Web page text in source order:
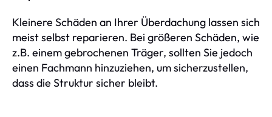
Kleinere Schäden an Ihrer Überdachung lassen sich
meist selbst reparieren. Bei größeren Schäden, wie
z.B. einem gebrochenen Träger, sollten Sie jedoch
einen Fachmann hinzuziehen, um sicherzustellen,
dass die Struktur sicher bleibt.